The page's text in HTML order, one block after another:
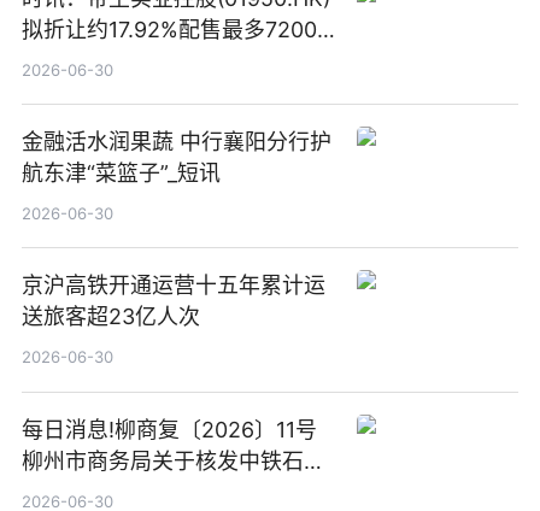
拟折让约17.92%配售最多7200
万股配售股份
2026-06-30
金融活水润果蔬 中行襄阳分行护
航东津“菜篮子”_短讯
2026-06-30
京沪高铁开通运营十五年累计运
送旅客超23亿人次
2026-06-30
每日消息!柳商复〔2026〕11号
柳州市商务局关于核发中铁石化
能源有限公司广西永柳高速桥板
2026-06-30